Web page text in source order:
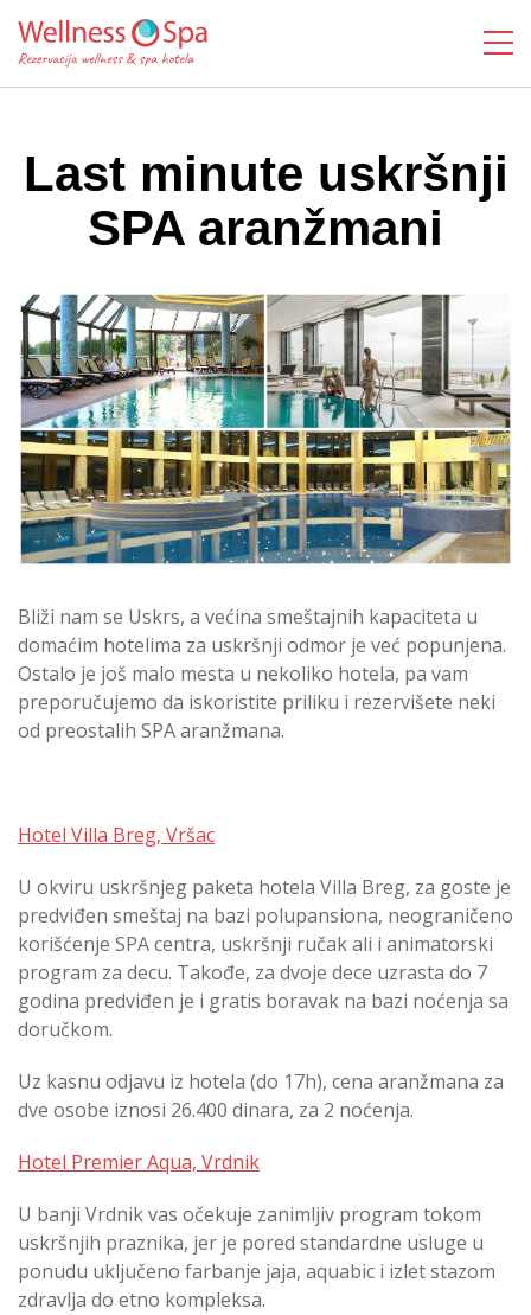
Last minute uskršnji
SPA aranžmani
Bliži nam se Uskrs, a većina smeštajnih kapaciteta u
domaćim hotelima za uskršnji odmor je već popunjena.
Ostalo je još malo mesta u nekoliko hotela, pa vam
preporučujemo da iskoristite priliku i rezervišete neki
od preostalih SPA aranžmana.
Hotel Villa Breg, Vršac
U okviru uskršnjeg paketa hotela Villa Breg, za goste je
predviđen smeštaj na bazi polupansiona, neograničeno
korišćenje SPA centra, uskršnji ručak ali i animatorski
program za decu. Takođe, za dvoje dece uzrasta do 7
godina predviđen je i gratis boravak na bazi noćenja sa
doručkom.
Uz kasnu odjavu iz hotela (do 17h), cena aranžmana za
dve osobe iznosi 26.400 dinara, za 2 noćenja.
Hotel Premier Aqua, Vrdnik
U banji Vrdnik vas očekuje zanimljiv program tokom
uskršnjih praznika, jer je pored standardne usluge u
ponudu uključeno farbanje jaja, aquabic i izlet stazom
zdravlja do etno kompleksa.